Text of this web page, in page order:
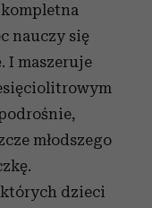
nauczy się
I maszeruje
młodszego
dzieci